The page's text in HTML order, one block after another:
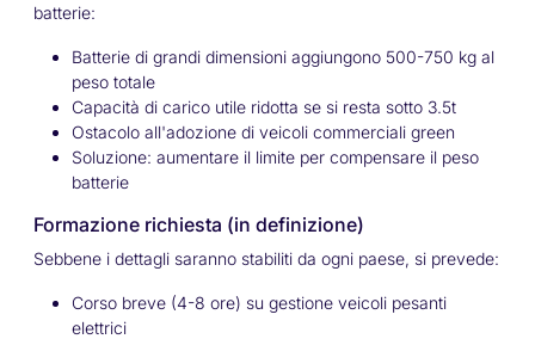
batterie:
Batterie di grandi dimensioni aggiungono 500-750 kg al
peso totale
Capacità di carico utile ridotta se si resta sotto 3.5t
Ostacolo all'adozione di veicoli commerciali green
Soluzione: aumentare il limite per compensare il peso
batterie
Formazione richiesta (in definizione)
Sebbene i dettagli saranno stabiliti da ogni paese, si prevede:
Corso breve (4-8 ore) su gestione veicoli pesanti
elettrici